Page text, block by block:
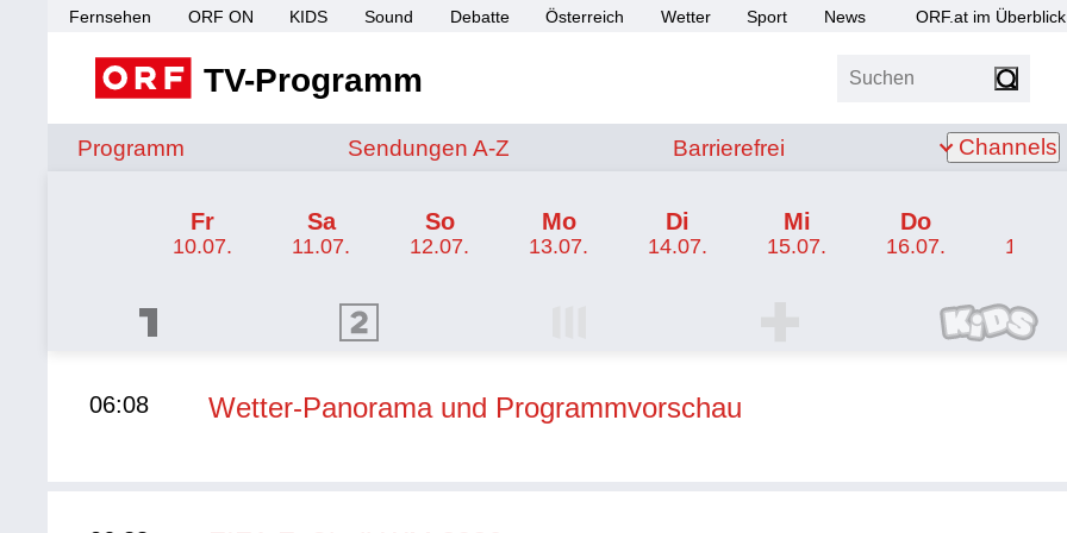
Fernsehen ORF ON KIDS Sound Debatte Österreich Wetter Sport News ORF.at im Überblick
TV-Programm Suchen
Programm Sendungen von A bis Z
Sendungen A-Z Barrierefrei
Barrierefrei Channels
Fr
10.07.
Sa
11.07.
So
12.07.
Mo
13.07.
Di
14.07.
Mi
15.07.
Do
16.07. 17.07.
ORF 2 Programm ORF KIDS Programm
06:08 Wetter-Panorama und Programmvorschau